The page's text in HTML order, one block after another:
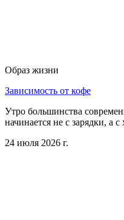
Образ жизни
Зависимость от кофе
Утро большинства
начинается не с зарядки, а
24 июля 2026 г.